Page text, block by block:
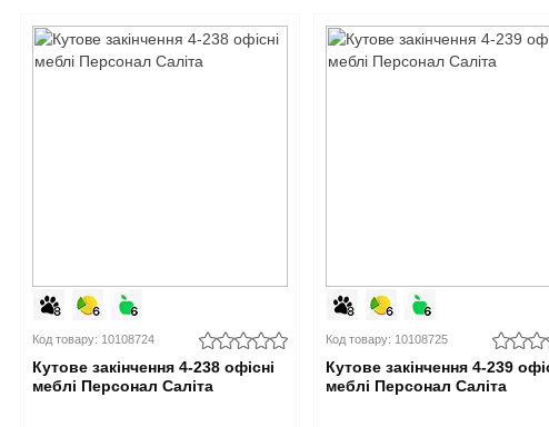
Код товару: 10108724
Кутове закінчення 4-238 офісні
меблі Персонал Саліта
Код товару: 10108725
Кутове закінчення 4-239
меблі Персонал Саліта